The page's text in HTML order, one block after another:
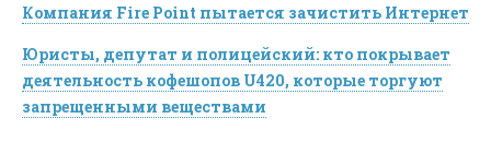
Компания Fire Point пытается зачистить Интернет
Юристы, депутат и полицейский: кто покрывает
деятельность кофешопов U420, которые торгуют
запрещенными веществами